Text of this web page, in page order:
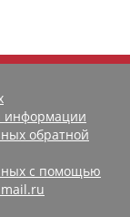
информации
обратной
с помощью